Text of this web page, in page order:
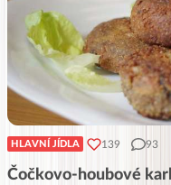
HLAVNÍ JÍDLA 139 93
Čočkovo-houbové